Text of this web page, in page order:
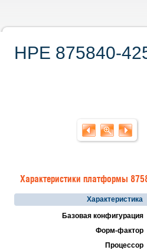
HPE 875840-
Характеристики платформы
Характеристика
Базовая конфигурация
Форм-фактор
Процессор